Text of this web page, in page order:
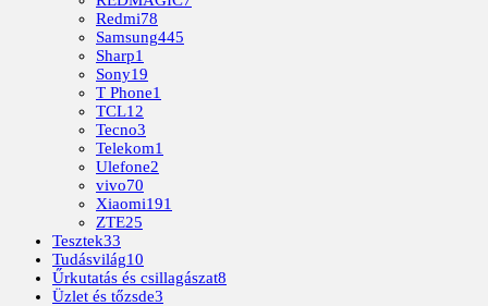
Redmi78
Samsung445
Sharp1
Sony19
T Phone1
TCL12
Tecno3
Telekom1
Ulefone2
vivo70
Xiaomi191
ZTE25
Tesztek33
Tudásvilág10
Űrkutatás és csillagászat8
Üzlet és tőzsde3